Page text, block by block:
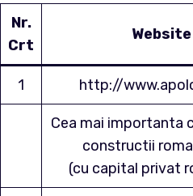
Nr.
Crt
Website
1 http://
Cea mai importanta
constructii
(cu capital privat